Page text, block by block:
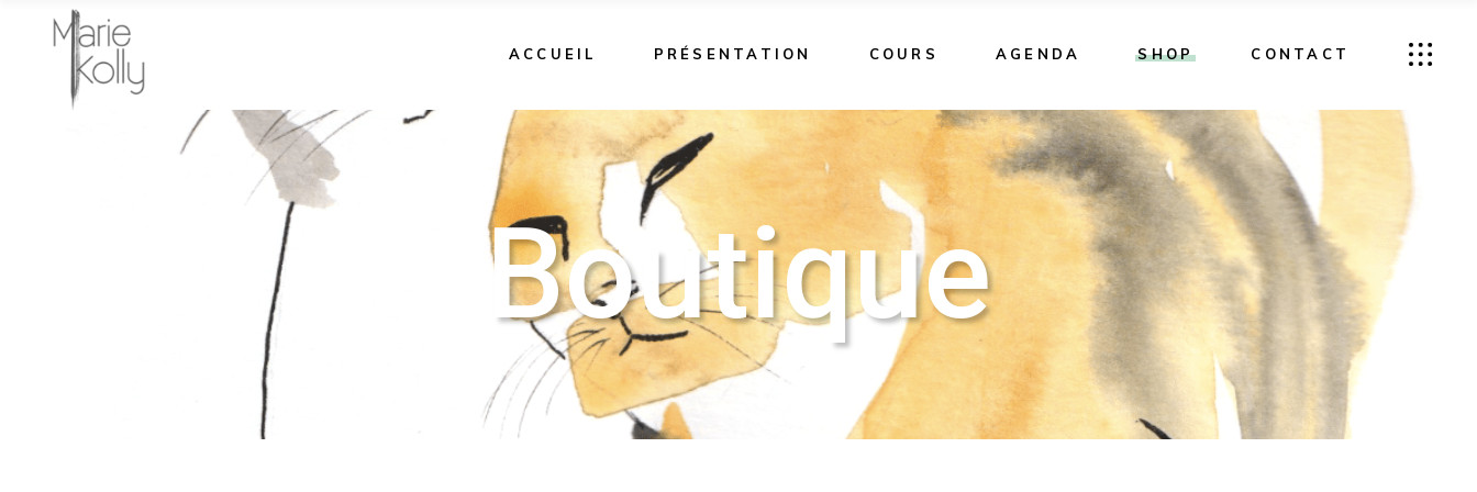
ACCUEIL PRÉSENTATION COURS AGENDA SHOP CONTACT
Boutique